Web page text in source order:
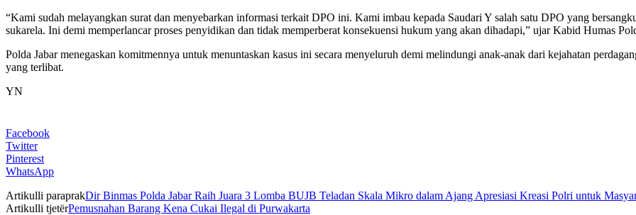
“Kami sudah melayangkan surat dan menyebarkan informasi terkait DPO ini. Kami imbau kepada Saudari Y salah satu DPO yang
sukarela. Ini demi memperlancar proses penyidikan dan tidak memperberat konsekuensi hukum yang akan dihadapi,” ujar Kabid Humas
Polda Jabar menegaskan komitmennya untuk menuntaskan kasus ini secara menyeluruh demi melindungi anak-anak dari kejahatan
yang terlibat.
YN
Facebook
Twitter
Pinterest
WhatsApp
Artikulli paraprakDir Binmas Polda Jabar Raih Juara 3 Lomba BUJB Teladan Skala Mikro dalam Ajang Apresiasi Kreasi Polri untuk
Artikulli tjetërPemusnahan Barang Kena Cukai Ilegal di Purwakarta